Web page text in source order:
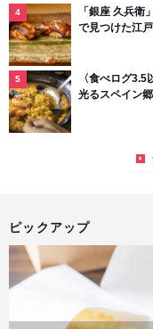
「銀座 久兵
で見つけた江
〈食べログ
光るスペイン
ピックアップ